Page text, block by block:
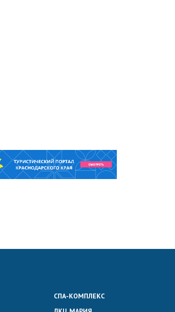
СПА-КОМПЛЕКС